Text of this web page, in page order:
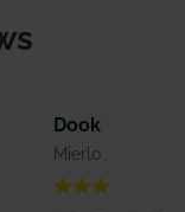
Dook
Mierlo